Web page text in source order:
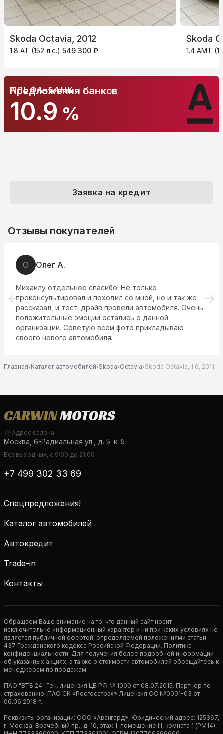
Skoda Octavia, 2012
1.8 AT (152 л.с.) 549 300 ₽
Skoda
1.4 AMT
АЛЬФА-БАНК
10.9 %
Предложения банков
Заявка на кредит
Отзывы покупателей
О Олег А.
Михаилу отдельное спасибо! Не только
проконсультировал и походил со мной, но и так же
рассказал, и тест-драйв провели автомобиля. Очень
положительные эмоции остались о данной
организации. Советую всем фото прикладываю
своего нового автомобиля.
Главная›Каталог автомобилей›Skoda›Octavia›Skoda Octavia, 1.6, 2011
Адрес салона
Москва, 6-Радиальная ул., д. 5, к. 5
Без выходных, с 9:00 до 21:00
+7 499 302 33 69
Спецпредложения!
Каталог автомобилей
Автокредит
Trade-in
Контакты
Обращаем Ваше внимание на то, что данный сайт носит
исключительно информационный характер и ни при каких условиях не
является публичной офертой, определяемой положениями статьи
437 Гражданского кодекса Российской Федерации. Политика
конфиденциальности. Для получения более подробной информации
об указанных акциях, а также о стоимости автомобилей обращайтесь к
менеджерам по продажам.
ПАО "ВТБ 24" Ген. лицензия ЦБ РФ № 1000 от 08.07.2015. Партнер по
страхованию: ПАО СК «Росгосстрах» Лицензия ОС №0001-03 от
06.06.2018 г.
Реквизиты организации: ООО «Авангард», Юридический адрес: 125367,
г. Москва, Врачебный пр., д. 10, этаж 1, помещение III, комната 1 (РМ14),